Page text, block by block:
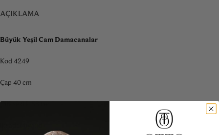
AÇIKLAMA
Büyük Yeşil Cam Damacanalar
Kod 4249
Çap 40 cm
Yükseklik 58 cm